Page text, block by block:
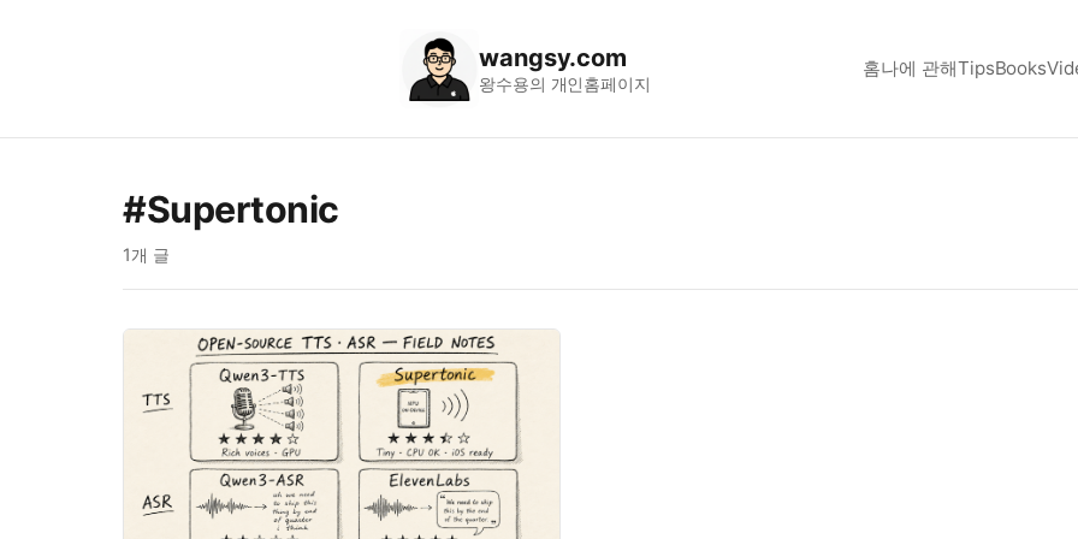
wangsy.com
왕수용의 개인홈페이지
홈나에 관해TipsBooks
#Supertonic
1개 글